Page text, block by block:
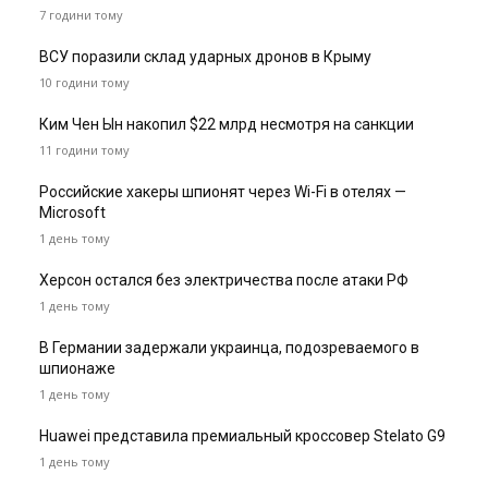
7 години тому
ВСУ поразили склад ударных дронов в Крыму
10 години тому
Ким Чен Ын накопил $22 млрд несмотря на санкции
11 години тому
Российские хакеры шпионят через Wi-Fi в отелях —
Microsoft
1 день тому
Херсон остался без электричества после атаки РФ
1 день тому
В Германии задержали украинца, подозреваемого в
шпионаже
1 день тому
Huawei представила премиальный кроссовер Stelato G9
1 день тому